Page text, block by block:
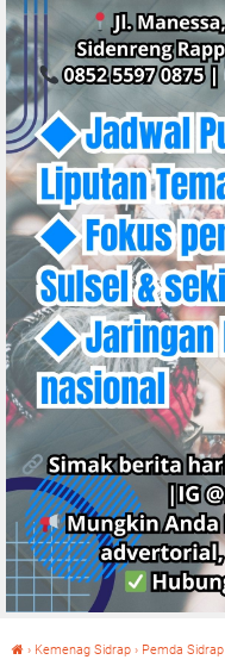
› Kemenag Sidrap › Pemda Sidrap